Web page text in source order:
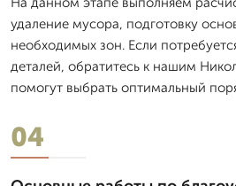
удаление мусора, подготовку
необходимых зон. Если
деталей, обратитесь к нашим
помогут выбрать оптимальный
04